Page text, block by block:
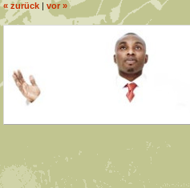
« zurück | vor »